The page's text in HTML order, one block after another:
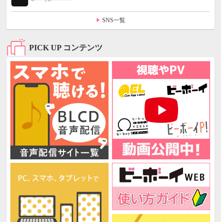
SNS一覧
PICK UP コンテンツ